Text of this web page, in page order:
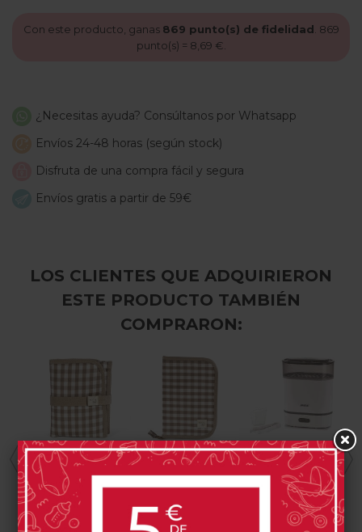
Con este producto, ganas 869 punto(s) de fidelidad 869
punto(s) = 8,69 €
¿Necesitas ayuda? Consúltanos por Whatsapp
Envíos 24-48 horas (según stock)
Disfruta de una compra fácil y segura
Envíos gratis a partir de 59€
LOS CLIENTES QUE ADQUIRIERON
ESTE PRODUCTO TAMBIÉN
COMPRARON:
Cambiador
Walking Mum
Caetana
14,90 €
Portadocumentos
Walking Mum
Caetana
Esterilizador De
Biberones Jané
65,95 €